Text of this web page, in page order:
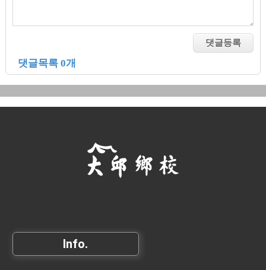
댓글목록 0개
Info.